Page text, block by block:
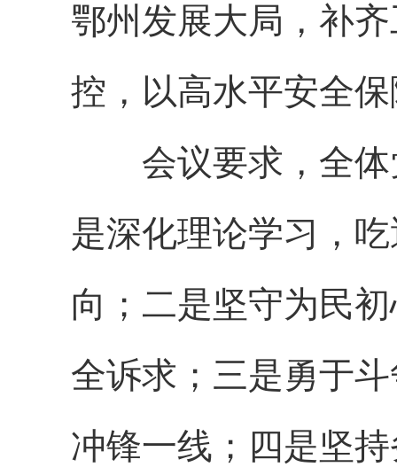
鄂州发展大局，补
控，以高水平安全
会议要求，全
是深化理论学习，
向；二是坚守为民
全诉求；三是勇于
冲锋一线；四是坚